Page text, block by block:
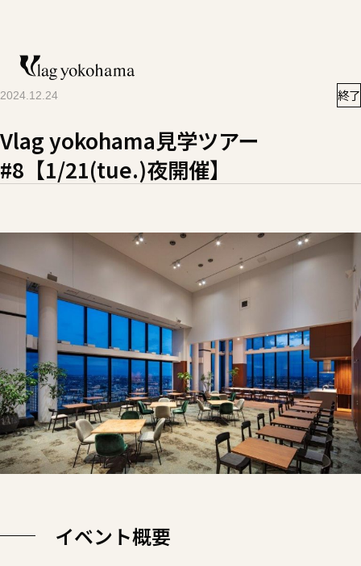
Vlag yokohama見学ツアー
#8【1/21(tue.)夜開催】
終了
2024.12.24
イベント概要